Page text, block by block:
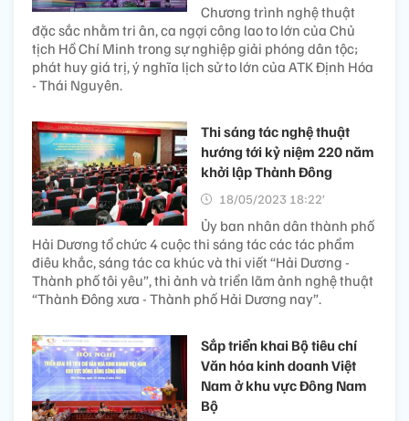
Chương trình nghệ thuật
đặc sắc nhằm tri ân, ca ngợi công lao to lớn của Chủ
tịch Hồ Chí Minh trong sự nghiệp giải phóng dân tộc;
phát huy giá trị, ý nghĩa lịch sử to lớn của ATK Định Hóa
- Thái Nguyên.
Thi sáng tác nghệ thuật
hướng tới kỷ niệm 220 năm
khởi lập Thành Đông
18/05/2023 18:22’
Ủy ban nhân dân thành phố
Hải Dương tổ chức 4 cuộc thi sáng tác các tác phẩm
điêu khắc, sáng tác ca khúc và thi viết “Hải Dương -
Thành phố tôi yêu”, thi ảnh và triển lãm ảnh nghệ thuật
“Thành Đông xưa - Thành phố Hải Dương nay”.
Sắp triển khai Bộ tiêu chí
Văn hóa kinh doanh Việt
Nam ở khu vực Đông Nam
Bộ